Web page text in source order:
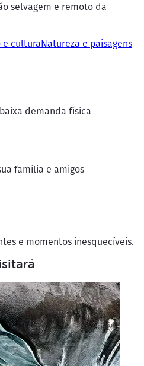
selvagem e remoto da
e culturaNatureza e paisagens
demanda física
família e amigos
e momentos inesquecíveis.